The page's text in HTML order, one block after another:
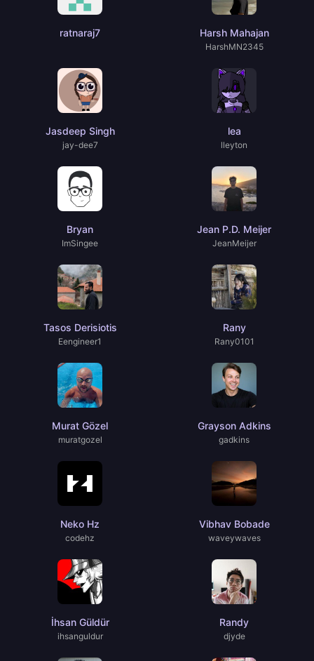
ratnaraj7 Harsh Mahajan
HarshMN2345
Jasdeep Singh
jay-dee7
lea
lleyton
Bryan
ImSingee
Jean P.D. Meijer
JeanMeijer
Tasos Derisiotis
Eengineer1
Rany
Rany0101
Murat Gözel
muratgozel
Grayson Adkins
gadkins
Neko Hz
codehz
Vibhav Bobade
waveywaves
İhsan Güldür
ihsanguldur
Randy
djyde